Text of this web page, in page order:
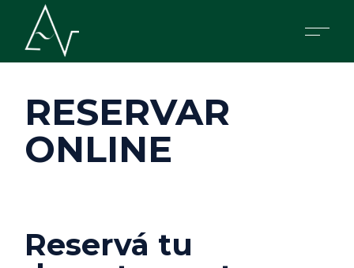
content
RESERVAR
ONLINE
Reservá tu